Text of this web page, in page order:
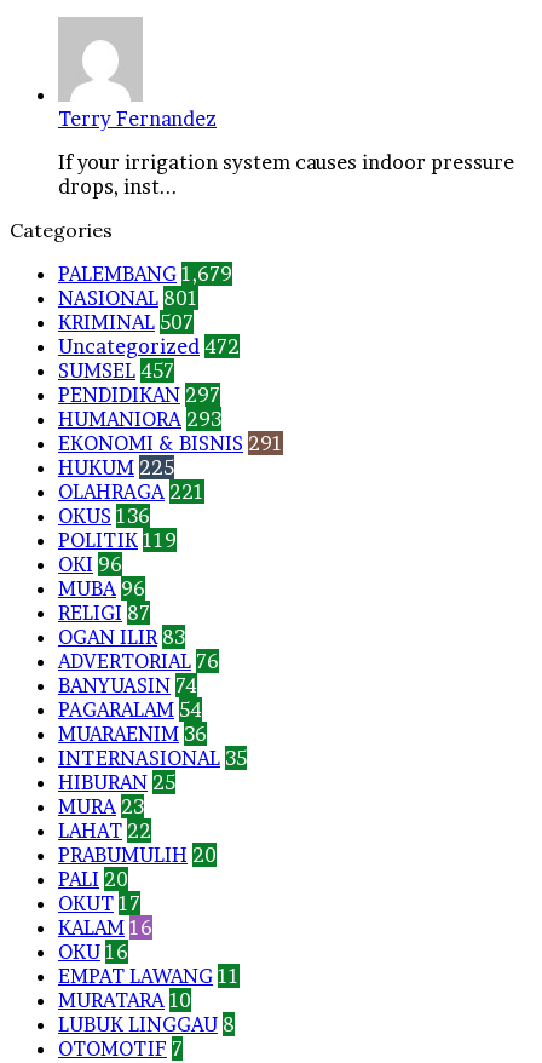
Terry Fernandez
If your irrigation system causes indoor pressure
drops, inst...
Categories
PALEMBANG 1,679
NASIONAL 801
KRIMINAL 507
Uncategorized 472
SUMSEL 457
PENDIDIKAN 297
HUMANIORA 293
EKONOMI & BISNIS 291
HUKUM 225
OLAHRAGA 221
OKUS 136
POLITIK 119
OKI 96
MUBA 96
RELIGI 87
OGAN ILIR 83
ADVERTORIAL 76
BANYUASIN 74
PAGARALAM 54
MUARAENIM 36
INTERNASIONAL 35
HIBURAN 25
MURA 23
LAHAT 22
PRABUMULIH 20
PALI 20
OKUT 17
KALAM 16
OKU 16
EMPAT LAWANG 11
MURATARA 10
LUBUK LINGGAU 8
OTOMOTIF 7